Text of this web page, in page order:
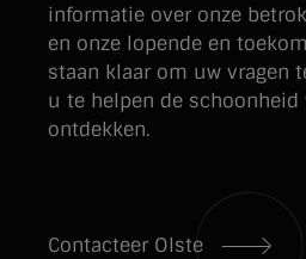
informatie over onze
en onze lopende en
staan klaar om uw vragen
u te helpen de schoonheid
ontdekken.
Contacteer Olste